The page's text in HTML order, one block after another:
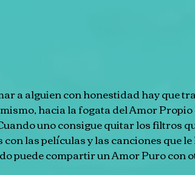
a alguien con honestidad hay que
hacia la fogata del Amor
uno consigue quitar los filtros
con las películas y las canciones que
puede compartir un Amor Puro con